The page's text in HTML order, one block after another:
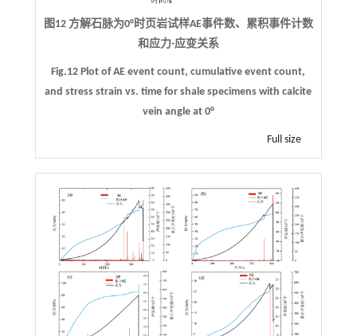
图12 方解石脉为0°时页岩试样AE事件数、累积事件计数
和应力-应变关系
Fig.12 Plot of AE event count, cumulative event count,
and stress strain vs. time for shale specimens with calcite
vein angle at 0°
Full size